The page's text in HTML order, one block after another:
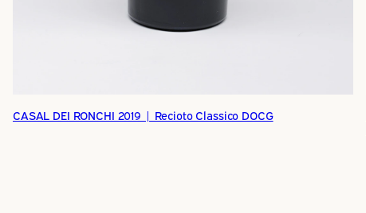
CASAL DEI RONCHI 2019 | Recioto Classico DOCG